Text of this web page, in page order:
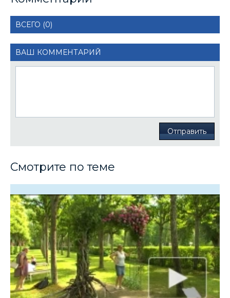
ВСЕГО (0)
ВАШ КОММЕНТАРИЙ
Отправить
Смотрите по теме